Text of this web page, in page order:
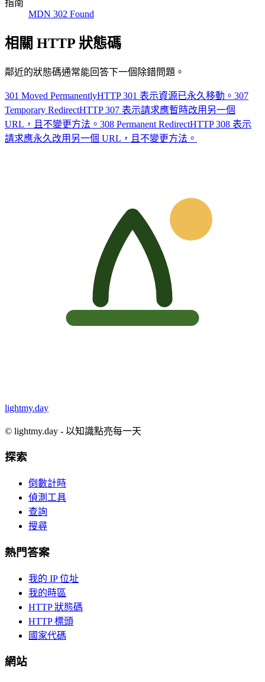
指南
MDN 302 Found
相關 HTTP 狀態碼
鄰近的狀態碼通常能回答下一個除錯問題。
301 Moved PermanentlyHTTP 301 表示資源已永久移動。 307
Temporary RedirectHTTP 307 表示請求應暫時改用另一個
URL，且不變更方法。 308 Permanent RedirectHTTP 308 表示
請求應永久改用另一個 URL，且不變更方法。
lightmy.day
© lightmy.day - 以知識點亮每一天
探索
倒數計時
偵測工具
查詢
搜尋
熱門答案
我的 IP 位址
我的時區
HTTP 狀態碼
HTTP 標頭
國家代碼
網站